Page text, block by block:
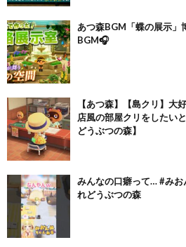
あつ森BGM「蝶の展示
BGM🎧
【あつ森】【島クリ】大
店風の部屋クリをしたい
どうぶつの森】
みんなの口癖って… #み
れどうぶつの森